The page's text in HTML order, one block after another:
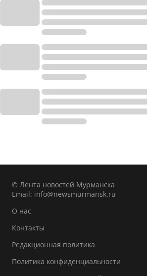
© Лента новостей Мурманска
Email: info@newsmurmansk.ru
О нас
Контакты
Редакционная политика
Политика конфиденциальности